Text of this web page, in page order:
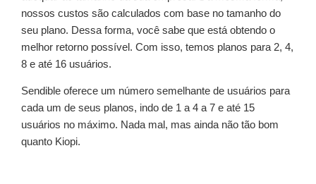
nossos custos são calculados com base no tamanho do
seu plano. Dessa forma, você sabe que está obtendo o
melhor retorno possível. Com isso, temos planos para 2, 4,
8 e até 16 usuários.
Sendible oferece um número semelhante de usuários para
cada um de seus planos, indo de 1 a 4 a 7 e até 15
usuários no máximo. Nada mal, mas ainda não tão bom
quanto Kiopi.